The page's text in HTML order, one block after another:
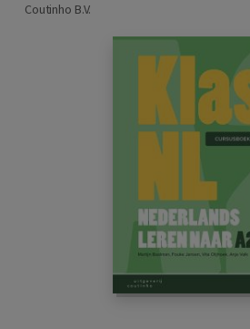
Coutinho B.V.